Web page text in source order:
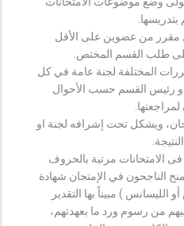
بتدريسها.
مقرر من عضوين على الأقل
طلب القسم المختص.
المختلفة لجنة عامة في كل
رئيس القسم حسب الأحوال
ويشكل تحت إشرافه لجنة او
الامتحانات مرتبة بالحروف
الناجحون في الإمتحان شهادة
الليسانس ) مبيناً بها التقدير
من رسوم ورد ما بعهدتهم،